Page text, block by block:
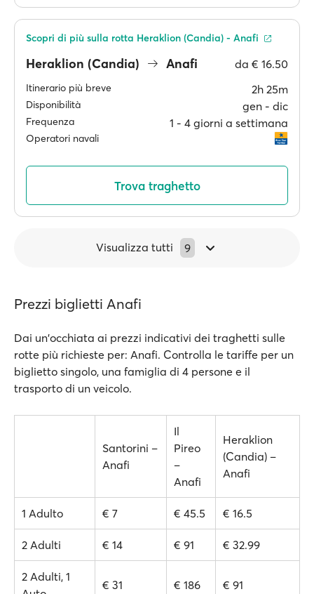
Heraklion (Candia) Anafi da € 16.50
Itinerario più breve 2h 25m
Disponibilità gen ‐ dic
Frequenza 1 ‐ 4 giorni a settimana
Operatori navali
Scopri di più sulla rotta Heraklion (Candia) - Anafi
Trova traghetto
Visualizza tutti 9
Prezzi biglietti Anafi
Dai un'occhiata ai prezzi indicativi dei traghetti sulle
rotte più richieste per: Anafi. Controlla le tariffe per un
biglietto singolo, una famiglia di 4 persone e il
trasporto di un veicolo.
Santorini –
Anafi
Il
Pireo
–
Anafi
Heraklion
(Candia) –
Anafi
1 Adulto € 7 € 45.5 € 16.5
2 Adulti € 14 € 91 € 32.99
2 Adulti, 1
€ 31 € 186 € 91